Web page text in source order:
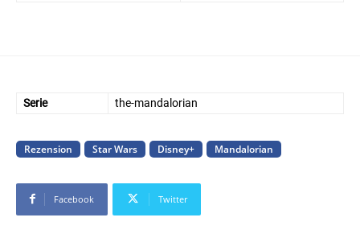
Serie the-mandalorian
Rezension Star Wars Disney+ Mandalorian
Facebook Twitter